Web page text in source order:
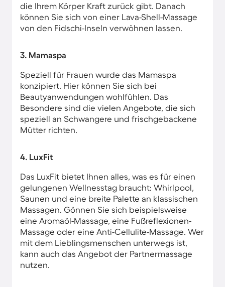
die Ihrem Körper Kraft zurück gibt. Danach
können Sie sich von einer Lava-Shell-Massage
von den Fidschi-Inseln verwöhnen lassen.
3. Mamaspa
Speziell für Frauen wurde das Mamaspa
konzipiert. Hier können Sie sich bei
Beautyanwendungen wohlfühlen. Das
Besondere sind die vielen Angebote, die sich
speziell an Schwangere und frischgebackene
Mütter richten.
4. LuxFit
Das LuxFit bietet Ihnen alles, was es für einen
gelungenen Wellnesstag braucht: Whirlpool,
Saunen und eine breite Palette an klassischen
Massagen. Gönnen Sie sich beispielsweise
eine Aromaöl-Massage, eine Fußreflexionen-
Massage oder eine Anti-Cellulite-Massage. Wer
mit dem Lieblingsmenschen unterwegs ist,
kann auch das Angebot der Partnermassage
nutzen.